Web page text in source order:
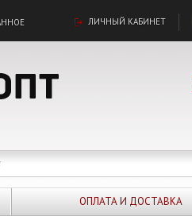
ЛИЧНЫЙ КАБИНЕТ
ОПЛАТА И ДОСТАВКА